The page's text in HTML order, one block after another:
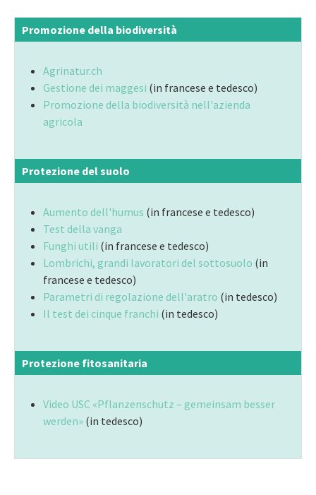
Promozione della biodiversità
Agrinatur.ch
Gestione dei maggesi (in francese e tedesco)
Promozione della biodiversità nell'azienda
agricola
Protezione del suolo
Aumento dell'humus (in francese e tedesco)
Test della vanga
Funghi utili (in francese e tedesco)
Lombrichi, grandi lavoratori del sottosuolo (in
francese e tedesco)
Parametri di regolazione dell'aratro (in tedesco)
Il test dei cinque franchi (in tedesco)
Protezione fitosanitaria
Video USC «Pflanzenschutz – gemeinsam besser
werden» (in tedesco)